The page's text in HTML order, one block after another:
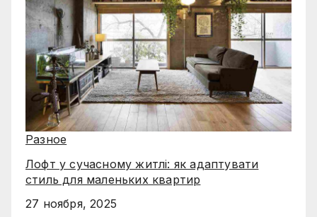
Разное
Лофт у сучасному житлі: як адаптувати
стиль для маленьких квартир
27 ноября, 2025